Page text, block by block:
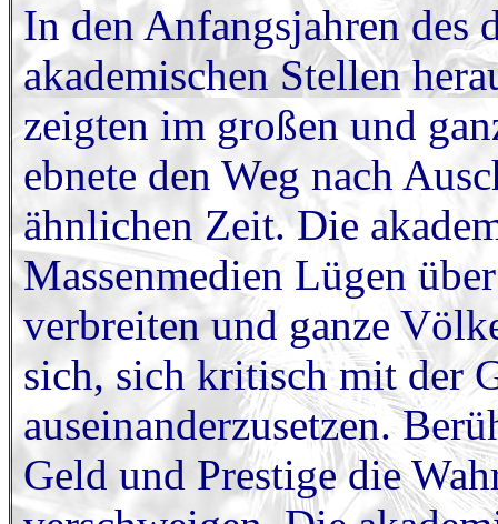
In den Anfangsjahren des
akademischen Stellen
zeigten im großen und
ebnete den Weg nach
ähnlichen Zeit. Die
Massenmedien Lügen
verbreiten und ganze
sich, sich kritisch mit der
auseinanderzusetzen.
Geld und Prestige die